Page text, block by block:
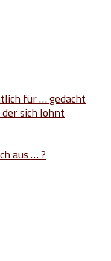
für … gedacht
sich lohnt
aus … ?